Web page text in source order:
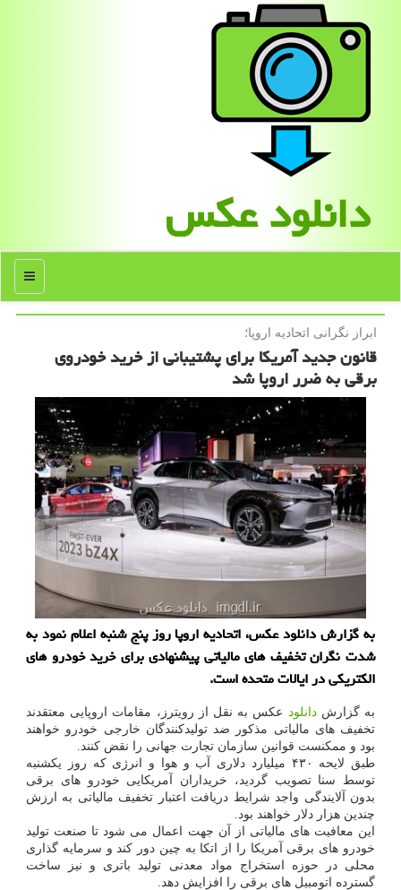
دانلود عكس
منو
ابراز نگرانی اتحادیه اروپا؛
قانون جدید آمریکا برای پشتیبانی از خرید خودروی
برقی به ضرر اروپا شد
به گزارش دانلود عکس، اتحادیه اروپا روز پنج شنبه اعلام نمود به
شدت نگران تخفیف های مالیاتی پیشنهادی برای خرید خودرو های
الکتریکی در ایالات متحده است.
به گزارشدانلود عکس به نقل از رویترز، مقامات اروپایی معتقدند
تخفیف های مالیاتی مذکور ضد تولیدکنندگان خارجی خودرو خواهند
بود و ممکنست قوانین سازمان تجارت جهانی را نقض کنند.
طبق لایحه ۴۳۰ میلیارد دلاری آب و هوا و انرژی که روز یکشنبه
توسط سنا تصویب گردید، خریداران آمریکایی خودرو های برقی
بدون آلایندگی واجد شرایط دریافت اعتبار تخفیف مالیاتی به ارزش
چندین هزار دلار خواهند بود.
این معافیت های مالیاتی از آن جهت اعمال می شود تا صنعت تولید
خودرو های برقی آمریکا را از اتکا به چین دور کند و سرمایه گذاری
محلی در حوزه استخراج مواد معدنی تولید باتری و نیز ساخت
گسترده اتومبیل های برقی را افزایش دهد.